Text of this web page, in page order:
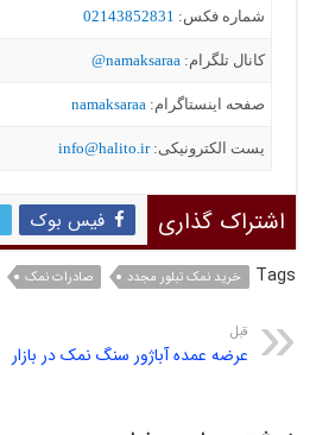
شماره فکس: 02143852831
کانال تلگرام: namaksaraa@
صفحه اینستاگرام: namaksaraa
یست الکترونیکی:info@halito.ir
اشتراک گذاری فیس بوک
Tags
خرید نمک تبلور مجدد صادرات نمک
قبل
عرضه عمده آباژور سنگ نمک در بازار